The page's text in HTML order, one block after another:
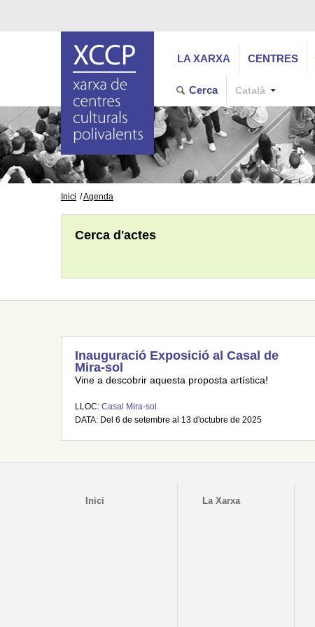
LA XARXA CENTRES
Cerca Català
Inici Agenda
Cerca d'actes
Inauguració Exposició al Casal de
Mira-sol
Vine a descobrir aquesta proposta artística!
LLOC: Casal Mira-sol
DATA: Del 6 de setembre al 13 d'octubre de 2025
Inici La Xarxa